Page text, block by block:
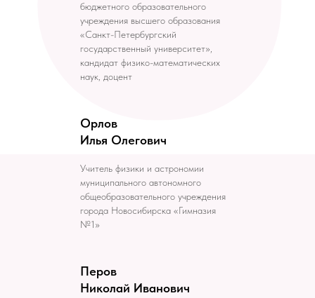
бюджетного образовательного
учреждения высшего образования
«Санкт-Петербургский
государственный университет»,
кандидат физико-математических
наук, доцент
Орлов
Илья Олегович
Учитель физики и астрономии
муниципального автономного
общеобразовательного учреждения
города Новосибирска «Гимназия
№1»
Перов
Николай Иванович